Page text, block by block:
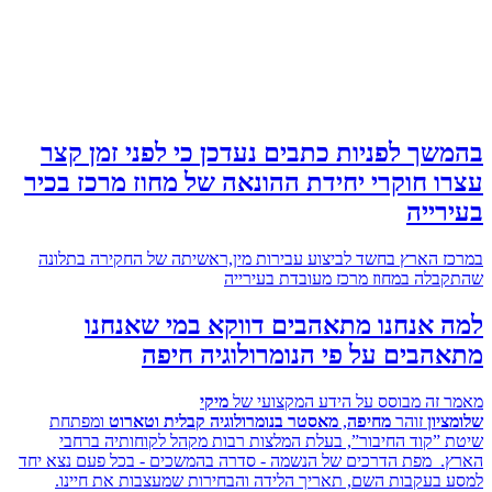
לפניות כתבים נעדכן כי לפני זמן קצר
חוקרי יחידת ההונאה של מחוז מרכז בכיר
הארץ בחשד לביצוע עבירות מין,ראשיתה של החקירה בתלונה
במחוז מרכז מעובדת בעירייה
אנחנו מתאהבים דווקא במי שאנחנו
על פי הנומרולוגיה חיפה
זה מבוסס על הידע המקצועי שלמיקי
זוהרמחיפה ,מאסטר בנומרולוגיה קבלית וטארוטומפתחת
החיבור”, בעלת המלצות רבות מקהל לקוחותיה ברחבי
מפת הדרכים של הנשמה - סדרה בהמשכים - בכל פעם נצא יחד
השם, תאריך הלידה והבחירות שמעצבות את חיינו.